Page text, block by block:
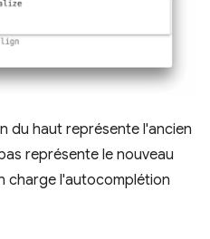
du haut représente l'ancien
représente le nouveau
charge l'autocomplétion